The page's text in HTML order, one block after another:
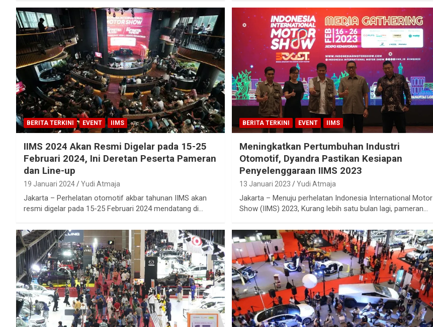
BERITA TERKINI EVENT IIMS
IIMS 2024 Akan Resmi Digelar pada 15-25
Februari 2024, Ini Deretan Peserta Pameran
dan Line-up
19 Januari 2024 Yudi Atmaja
Jakarta – Perhelatan otomotif akbar tahunan IIMS akan
resmi digelar pada 15-25 Februari 2024 mendatang di…
BERITA TERKINI EVENT IIMS
Meningkatkan Pertumbuhan Industri
Otomotif, Dyandra Pastikan Kesiapan
Penyelenggaraan IIMS 2023
13 Januari 2023 Yudi Atmaja
Jakarta – Menuju perhelatan Indonesia International Motor
Show (IIMS) 2023, Kurang lebih satu bulan lagi, pameran…